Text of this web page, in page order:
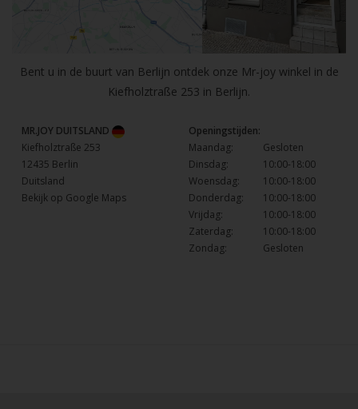
Bent u in de buurt van Berlijn ontdek onze Mr-joy winkel in de
Kiefholztraße 253 in Berlijn.
MR.JOY DUITSLAND
Kiefholztraße 253
12435 Berlin
Duitsland
Bekijk op Google Maps
Openingstijden:
Maandag:
Gesloten
Dinsdag:
10:00-18:00
Woensdag:
10:00-18:00
Donderdag:
10:00-18:00
Vrijdag:
10:00-18:00
Zaterdag:
10:00-18:00
Zondag:
Gesloten